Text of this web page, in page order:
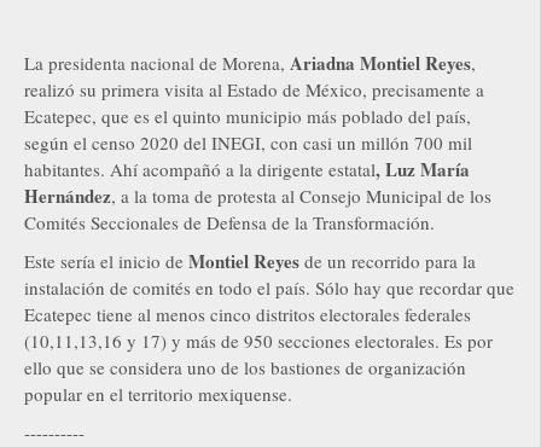
La presidenta nacional de Morena, Ariadna Montiel Reyes,
realizó su primera visita al Estado de México, precisamente a
Ecatepec, que es el quinto municipio más poblado del país,
según el censo 2020 del INEGI, con casi un millón 700 mil
habitantes. Ahí acompañó a la dirigente estatal, Luz María
Hernández, a la toma de protesta al Consejo Municipal de los
Comités Seccionales de Defensa de la Transformación.
Este sería el inicio de Montiel Reyes de un recorrido para la
instalación de comités en todo el país. Sólo hay que recordar que
Ecatepec tiene al menos cinco distritos electorales federales
(10,11,13,16 y 17) y más de 950 secciones electorales. Es por
ello que se considera uno de los bastiones de organización
popular en el territorio mexiquense.
----------